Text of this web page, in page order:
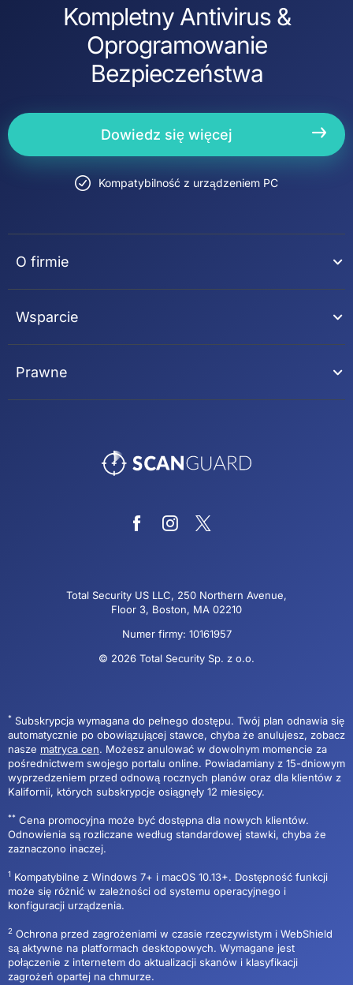
Kompletny Antivirus &
Oprogramowanie
Bezpieczeństwa
Dowiedz się więcej
Kompatybilność z urządzeniem PC
Total Security US LLC, 250 Northern Avenue,
Floor 3, Boston, MA 02210
Numer firmy: 10161957
© 2026 Total Security Sp. z o.o.
O firmie
Wsparcie
Prawne
* Subskrypcja wymagana do pełnego dostępu. Twój plan odnawia się
automatycznie po obowiązującej stawce, chyba że anulujesz, zobacz
nasze matryca cen. Możesz anulować w dowolnym momencie za
pośrednictwem swojego portalu online. Powiadamiany z 15-dniowym
wyprzedzeniem przed odnową rocznych planów oraz dla klientów z
Kalifornii, których subskrypcje osiągnęły 12 miesięcy.
** Cena promocyjna może być dostępna dla nowych klientów.
Odnowienia są rozliczane według standardowej stawki, chyba że
zaznaczono inaczej.
1 Kompatybilne z Windows 7+ i macOS 10.13+. Dostępność funkcji
może się różnić w zależności od systemu operacyjnego i
konfiguracji urządzenia.
2 Ochrona przed zagrożeniami w czasie rzeczywistym i WebShield
są aktywne na platformach desktopowych. Wymagane jest
połączenie z internetem do aktualizacji skanów i klasyfikacji
zagrożeń opartej na chmurze.